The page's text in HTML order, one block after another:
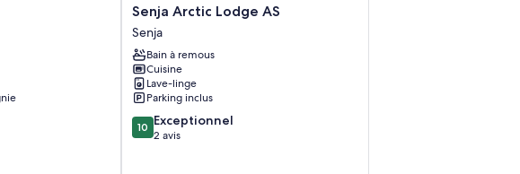
Senja
Arctic
Lodge
AS
Senja
Senja Arctic Lodge AS
Senja
Bain à remous
Cuisine
Lave-linge
Parking inclus
10.0
sur
10 Exceptionnel
2 avis